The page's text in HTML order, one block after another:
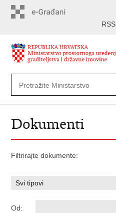
RSS
Dokumenti
Filtrirajte dokumente:
Od: